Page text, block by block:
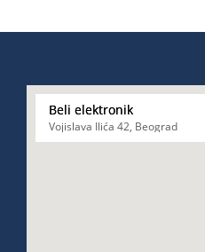
Beli elektronik
Vojislava Ilića 42, Beograd